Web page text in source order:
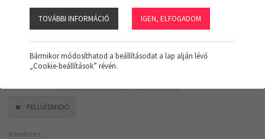
Szűrő megjelenítése
FELÚJÍTANDÓ
Rendezés:
TOVÁBBI INFORMÁCIÓ IGEN, ELFOGADOM
Bármikor módosíthatod a beállításodat a lap alján lévő
„Cookie-beállítások” révén.